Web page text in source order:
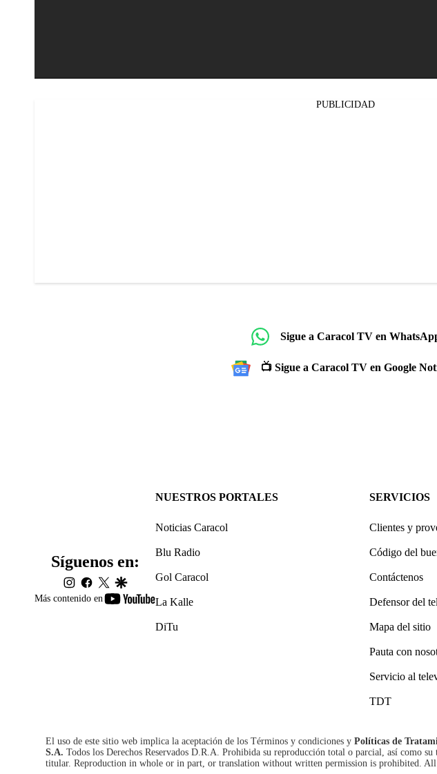
PUBLICIDAD
Sigue a Caracol TV en
📺 Sigue a Caracol TV en Google
Más contenido en
youtube-
Síguenos en:
instagram
facebook
twittergoogle
NUESTROS PORTALES
Noticias Caracol
Blu Radio
Gol Caracol
La Kalle
DiTu
SERVICIOS
Clientes y
Código del
Contáctenos
Defensor del
Mapa del sitio
Pauta con
Servicio al
TDT
El uso de este sitio web implica la aceptación de los Términos y condiciones y Políticas de
S.A. Todos los Derechos Reservados D.R.A. Prohibida su reproducción total o parcial, así como
titular. Reproduction in whole or in part, or translation without written permission is prohibited. All